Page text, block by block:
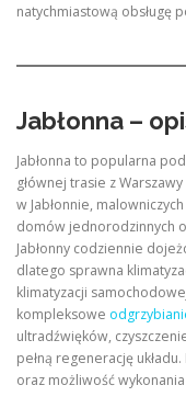
natychmiastową obsługę
Jabłonna –
Jabłonna to popularna
głównej trasie z
w Jabłonnie,
domów jednorodzinnych
Jabłonny codziennie
dlatego sprawna
klimatyzacji
kompleksowe
ultradźwięków,
pełną regenerację
oraz możliwość